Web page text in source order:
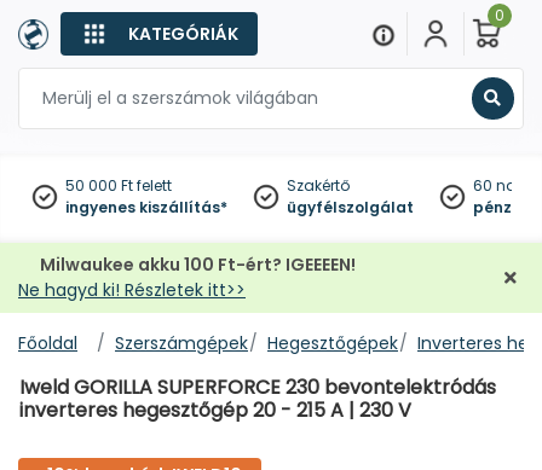
KATEGÓRIÁK
0
50 000 Ft felett
ingyenes kiszállítás*
Szakértő
ügyfélszolgálat
60
Milwaukee akku 100 Ft-ért? IGEEEEN!
Ne hagyd ki! Részletek itt>>
Főoldal Szerszámgépek Hegesztőgépek Inverteres
Iweld GORILLA SUPERFORCE 230 bevontelektródás
inverteres hegesztőgép 20 - 215 A | 230 V